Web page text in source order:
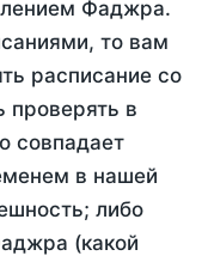
Фаджра.
то вам
расписание со
проверять в
совпадает
в нашей
либо
(какой